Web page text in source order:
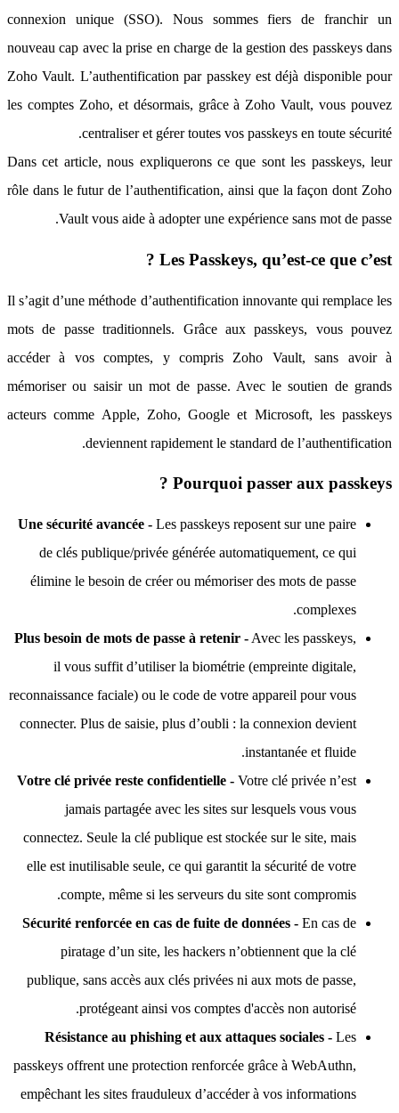
connexion unique (SSO). Nous sommes fiers de franchir un
nouveau cap avec la prise en charge de la gestion des passkeys dans
Zoho Vault. L’authentification par passkey est déjà disponible pour
les comptes Zoho, et désormais, grâce à Zoho Vault, vous pouvez
centraliser et gérer toutes vos passkeys en toute sécurité.
Dans cet article, nous expliquerons ce que sont les passkeys, leur
rôle dans le futur de l’authentification, ainsi que la façon dont Zoho
Vault vous aide à adopter une expérience sans mot de passe.
Les Passkeys, qu’est-ce que c’est ?
Il s’agit d’une méthode d’authentification innovante qui remplace les
mots de passe traditionnels. Grâce aux passkeys, vous pouvez
accéder à vos comptes, y compris Zoho Vault, sans avoir à
mémoriser ou saisir un mot de passe. Avec le soutien de grands
acteurs comme Apple, Zoho, Google et Microsoft, les passkeys
deviennent rapidement le standard de l’authentification.
Pourquoi passer aux passkeys ?
Une sécurité avancée - Les passkeys reposent sur une paire
de clés publique/privée générée automatiquement, ce qui
élimine le besoin de créer ou mémoriser des mots de passe
complexes.
Plus besoin de mots de passe à retenir - Avec les passkeys,
il vous suffit d’utiliser la biométrie (empreinte digitale,
reconnaissance faciale) ou le code de votre appareil pour vous
connecter. Plus de saisie, plus d’oubli : la connexion devient
instantanée et fluide.
Votre clé privée reste confidentielle - Votre clé privée n’est
jamais partagée avec les sites sur lesquels vous vous
connectez. Seule la clé publique est stockée sur le site, mais
elle est inutilisable seule, ce qui garantit la sécurité de votre
compte, même si les serveurs du site sont compromis.
Sécurité renforcée en cas de fuite de données - En cas de
piratage d’un site, les hackers n’obtiennent que la clé
publique, sans accès aux clés privées ni aux mots de passe,
protégeant ainsi vos comptes d'accès non autorisé.
Résistance au phishing et aux attaques sociales - Les
passkeys offrent une protection renforcée grâce à WebAuthn,
empêchant les sites frauduleux d’accéder à vos informations